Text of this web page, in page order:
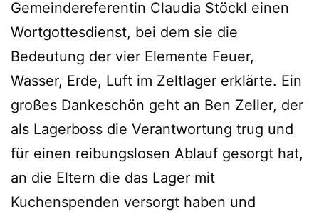
Gemeindereferentin Claudia Stöckl einen
Wortgottesdienst, bei dem sie die
Bedeutung der vier Elemente Feuer,
Wasser, Erde, Luft im Zeltlager erklärte. Ein
großes Dankeschön geht an Ben Zeller, der
als Lagerboss die Verantwortung trug und
für einen reibungslosen Ablauf gesorgt hat,
an die Eltern die das Lager mit
Kuchenspenden versorgt haben und